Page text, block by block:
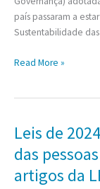
Berlim
país passaram a
Sustentabilidade
CONCESSIONÁRIAS
DOCUMENTO
COM
PRÁTICAS
DE
Read More »
Leis de
das
artigos da